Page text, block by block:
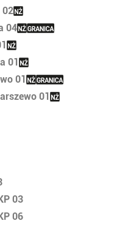
02
04
01
01
01
03
06